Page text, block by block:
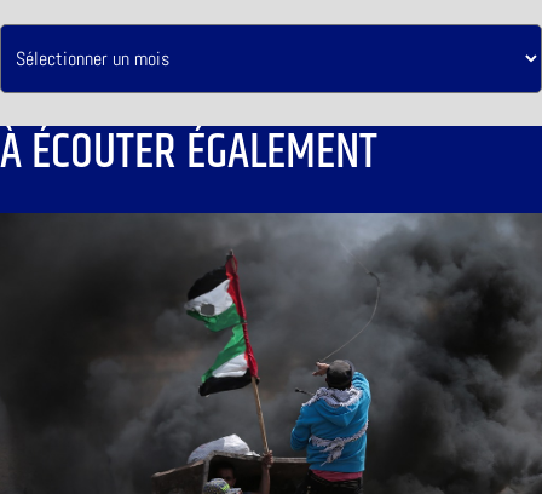
À ÉCOUTER ÉGALEMENT